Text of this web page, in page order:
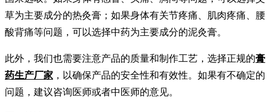
草为主要成分的热灸膏；如果身体有关节疼痛、肌肉疼痛、腰
酸背痛等问题，可以选择中药为主要成分的泥灸膏。
此外，我们也需要注意产品的质量和制作工艺，选择正规的膏
药生产厂家 ，以确保产品的安全性和有效性。如果有不确定的
问题，建议咨询医师或者中医师的意见。